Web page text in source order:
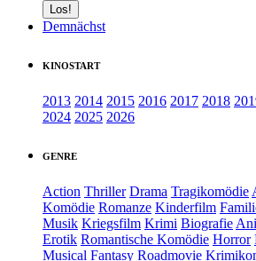
Demnächst
KINOSTART
2013 2014 2015 2016 2017 2018
2024 2025 2026
GENRE
Action Thriller Drama Tragikomödie
Komödie Romanze Kinderfilm
Musik Kriegsfilm Krimi Biografie
Erotik Romantische Komödie Horror
Musical Fantasy Roadmovie